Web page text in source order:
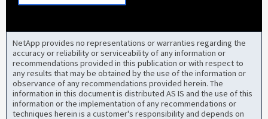
NetApp provides no representations or warranties regarding the
accuracy or reliability or serviceability of any information or
recommendations provided in this publication or with respect to
any results that may be obtained by the use of the information or
observance of any recommendations provided herein. The
information in this document is distributed AS IS and the use of this
information or the implementation of any recommendations or
techniques herein is a customer's responsibility and depends on